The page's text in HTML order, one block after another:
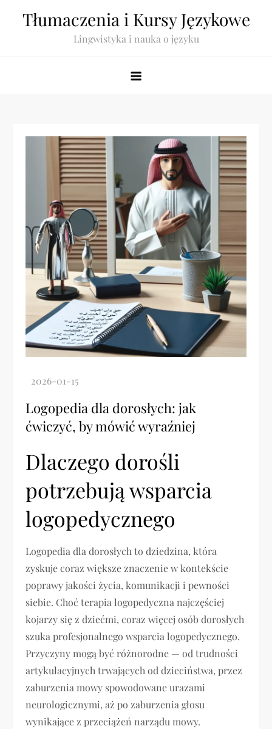
Tłumaczenia i Kursy Językowe
Lingwistyka i nauka o języku
Logopedia dla dorosłych: jak
ćwiczyć, by mówić wyraźniej
Dlaczego dorośli
potrzebują wsparcia
logopedycznego
Logopedia dla dorosłych to dziedzina, która
zyskuje coraz większe znaczenie w kontekście
poprawy jakości życia, komunikacji i pewności
siebie. Choć terapia logopedyczna najczęściej
kojarzy się z dziećmi, coraz więcej osób dorosłych
szuka profesjonalnego wsparcia logopedycznego.
Przyczyny mogą być różnorodne — od trudności
artykulacyjnych trwających od dzieciństwa, przez
zaburzenia mowy spowodowane urazami
neurologicznymi, aż po zaburzenia głosu
wynikające z przeciążeń narządu mowy.